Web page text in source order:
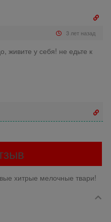
3 лет назад
живите у себя! не едьте к
хитрые мелочные твари!